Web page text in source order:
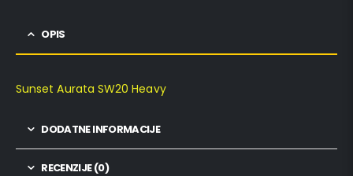
OPIS
Sunset Aurata SW20 Heavy
DODATNE INFORMACIJE
RECENZIJE (0)